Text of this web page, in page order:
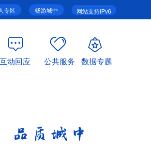
网站支持IPv6
畅游城中
专区
互动回应 公共服务 数据专题